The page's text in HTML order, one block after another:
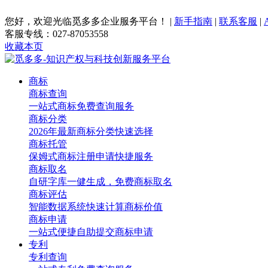
您好，欢迎光临觅多多企业服务平台！ | 新手指南 | 联系客服 |
客服专线：027-87053558
收藏本页
商标
商标查询
一站式商标免费查询服务
商标分类
2026年最新商标分类快速选择
商标托管
保姆式商标注册申请快捷服务
商标取名
自研字库一健生成，免费商标取名
商标评估
智能数据系统快速计算商标价值
商标申请
一站式便捷自助提交商标申请
专利
专利查询